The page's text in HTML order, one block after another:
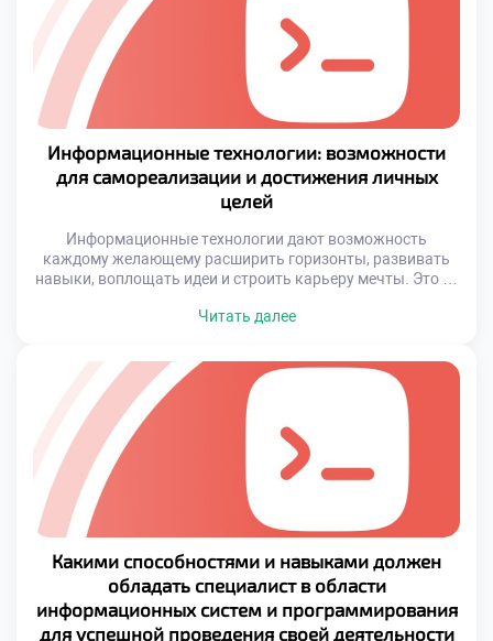
общества напрямую связано с внедрением […]
Информационные технологии: возможности
для самореализации и достижения личных
целей
Информационные технологии дают возможность
каждому желающему расширить горизонты, развивать
навыки, воплощать идеи и строить карьеру мечты. Это не
самостоятельности, гибкости и свободе выбора. В эпоху
создавать собственные проекты, участвовать в
международных разработках, работать удалённо и даже
менять жизнь к лучшему. Более того, […]
Читать далее
Какими способностями и навыками должен
обладать специалист в области
информационных систем и программирования
для успешной проведения своей деятельности